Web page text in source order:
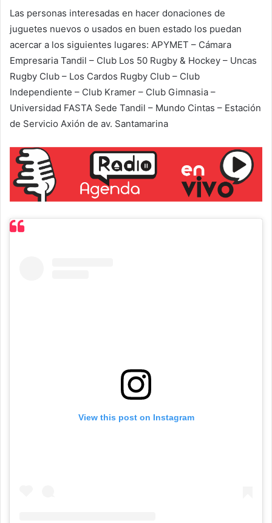
Las personas interesadas en hacer donaciones de
juguetes nuevos o usados en buen estado los puedan
acercar a los siguientes lugares: APYMET – Cámara
Empresaria Tandil – Club Los 50 Rugby & Hockey – Uncas
Rugby Club – Los Cardos Rugby Club – Club
Independiente – Club Kramer – Club Gimnasia –
Universidad FASTA Sede Tandil – Mundo Cintas – Estación
de Servicio Axión de av. Santamarina
View this post on Instagram